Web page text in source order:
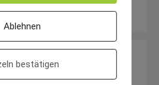
Ablehnen
bestätigen